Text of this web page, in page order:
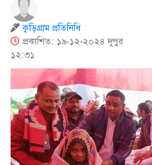
কুড়িগ্রাম প্রতিনিধি
প্রকাশিত: ১৯-১২-২০২৪ দুপুর
১২:৩১